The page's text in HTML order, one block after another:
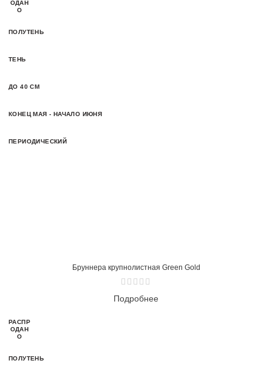
ОДАН
О
ПОЛУТЕНЬ
ТЕНЬ
ДО 40 СМ
КОНЕЦ МАЯ - НАЧАЛО ИЮНЯ
ПЕРИОДИЧЕСКИЙ
Бруннера крупнолистная Green Gold
Подробнее
РАСПР
ОДАН
О
ПОЛУТЕНЬ